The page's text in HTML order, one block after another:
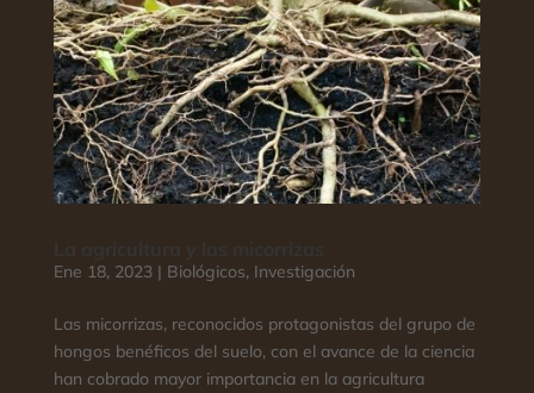
Ene 18, 2023| Biológicos, Investigación
Las micorrizas, reconocidos protagonistas del grupo de
hongos benéficos del suelo, con el avance de la ciencia
han cobrado mayor importancia en la agricultura